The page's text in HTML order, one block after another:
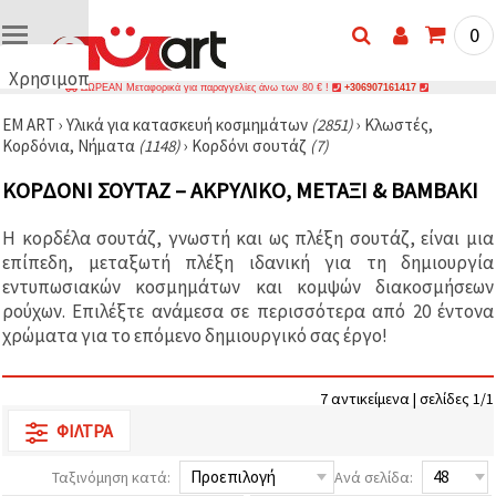
Χρησιμοποιούμε
🍪
Χρησιμοποιούμε
παρόμοιες
τεχνολογίες
διασφαλίσουμε
τη σωστή
λειτουργία
του
ιστότοπου,
βελτιώσουμε
εμπειρία
συγκατάθεσή
αναλύουμε
0
ΔΩΡΕΑΝ Μεταφορικά για παραγγελίες άνω των 80 € ! +306907161417
EM ART › Υλικά για κατασκευή κοσμημάτων (2851)› Κλωστές,
Κορδόνια, Νήματα (1148)› Κορδόνι σουτάζ (7)
ΚΟΡΔΌΝΙ ΣΟΥΤΆΖ – ΑΚΡΥΛΙΚΌ, ΜΕΤΆΞΙ & ΒΑΜΒΆΚΙ
Η κορδέλα σουτάζ, γνωστή και ως πλέξη σουτάζ, είναι μια
επίπεδη, μεταξωτή πλέξη ιδανική για τη δημιουργία
εντυπωσιακών κοσμημάτων και κομψών διακοσμήσεων
ρούχων. Επιλέξτε ανάμεσα σε περισσότερα από 20 έντονα
χρώματα για το επόμενο δημιουργικό σας έργο!
7 αντικείμενα | σελίδες 1/1
ΦΊΛΤΡΑ
Ταξινόμηση κατά: Ανά σελίδα: